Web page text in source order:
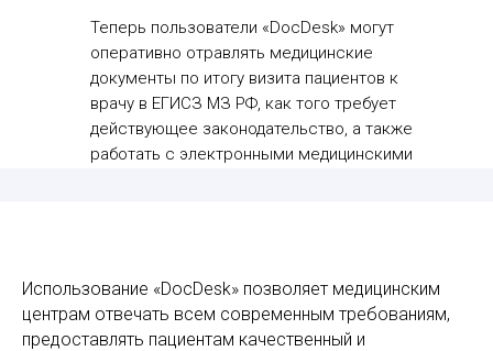
Теперь пользователи «DocDesk» могут
оперативно отравлять медицинские
документы по итогу визита пациентов к
врачу в ЕГИСЗ МЗ РФ, как того требует
действующее законодательство, а также
работать с электронными медицинскими
Использование «DocDesk» позволяет медицинским
центрам отвечать всем современным требованиям,
предоставлять пациентам качественный и